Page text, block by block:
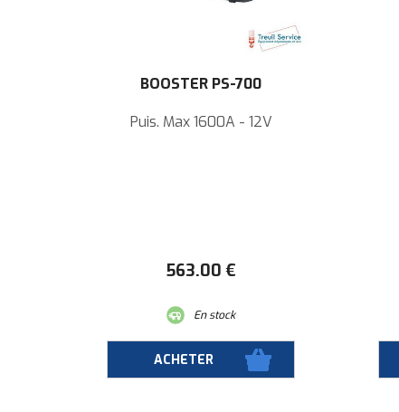
BOOSTER PS-700
Puis. Max 1600A - 12V
563.00 €
En stock